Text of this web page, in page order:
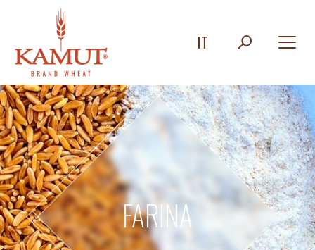
IT
FARINA